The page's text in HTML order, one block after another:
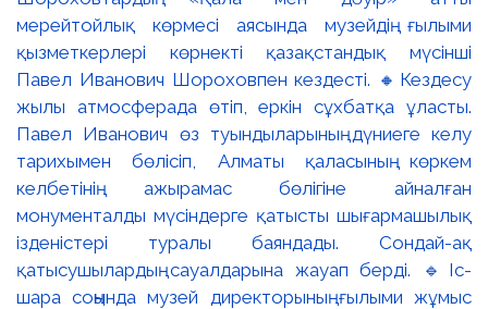
мерейтойлық көрмесі аясында музейдің ғылыми
қызметкерлері көрнекті қазақстандық мүсінші
Павел Иванович Шороховпен кездесті. 🔸Кездесу
жылы атмосферада өтіп, еркін сұхбатқа ұласты.
Павел Иванович өз туындыларының дүниеге келу
тарихымен бөлісіп, Алматы қаласының көркем
келбетінің ажырамас бөлігіне айналған
монументалды мүсіндерге қатысты шығармашылық
ізденістері туралы баяндады. Сондай-ақ
қатысушылардың сауалдарына жауап берді. 🔹Іс-
шара соңында музей директорының ғылыми жұмыс